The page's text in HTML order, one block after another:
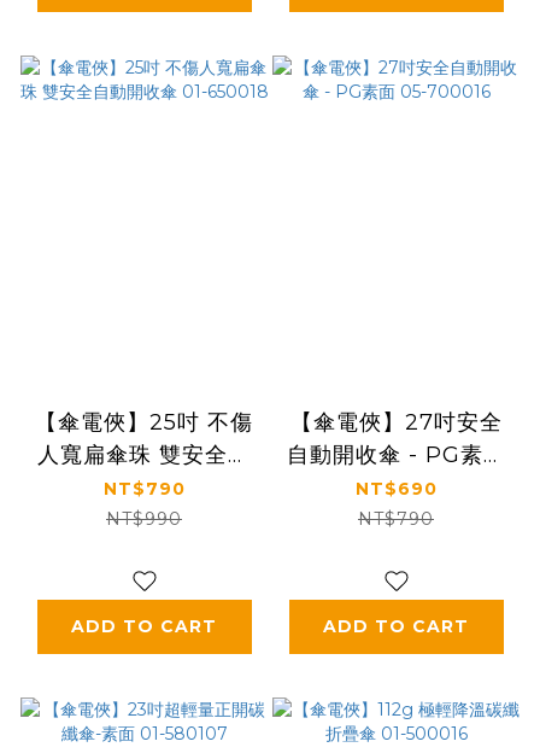
【傘電俠】25吋 不傷
人寬扁傘珠 雙安全自
動開收傘 01-650018
NT$790
NT$990
ADD TO CART
【傘電俠】27吋安全
自動開收傘 - PG素面
05-700016
NT$690
NT$790
ADD TO CART